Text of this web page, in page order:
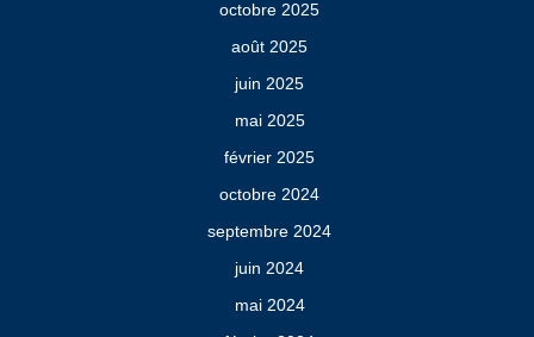
octobre 2025
août 2025
juin 2025
mai 2025
février 2025
octobre 2024
septembre 2024
juin 2024
mai 2024